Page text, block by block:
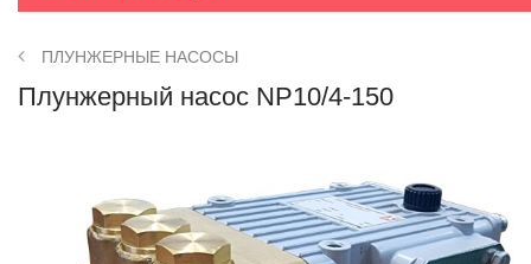
ПЛУНЖЕРНЫЕ НАСОСЫ
Плунжерный насос NP10/4-150